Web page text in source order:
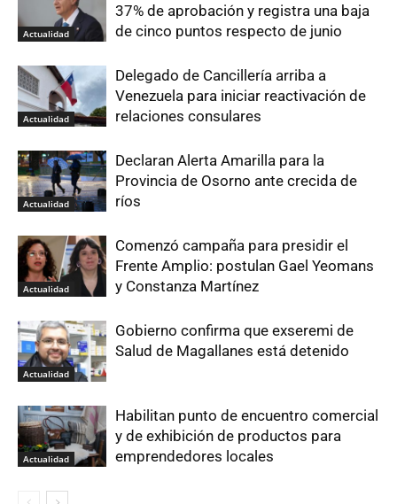
Actualidad
37% de aprobación y registra una baja
de cinco puntos respecto de junio
Actualidad
Delegado de Cancillería arriba a
Venezuela para iniciar reactivación de
relaciones consulares
Actualidad
Declaran Alerta Amarilla para la
Provincia de Osorno ante crecida de
ríos
Actualidad
Comenzó campaña para presidir el
Frente Amplio: postulan Gael Yeomans
y Constanza Martínez
Actualidad
Gobierno confirma que exseremi de
Salud de Magallanes está detenido
Actualidad
Habilitan punto de encuentro comercial
y de exhibición de productos para
emprendedores locales